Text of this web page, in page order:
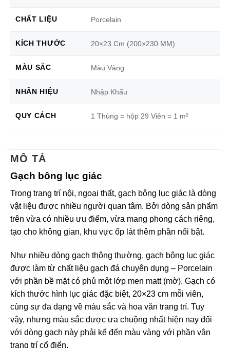
CHẤT LIỆU Porcelain
KÍCH THƯỚC 20×23 Cm (200×230 MM)
MÀU SẮC Màu Vàng
NHÃN HIỆU Nhập Khẩu
QUY CÁCH 1 Thùng = hộp 29 Viên = 1 m²
MÔ TẢ
Gạch bông lục giác
Trong trang trí nội, ngoại thất, gạch bông lục giác là dòng
vật liệu được nhiều người quan tâm. Bởi dòng sản phẩm
trên vừa có nhiều ưu điểm, vừa mang phong cách riêng,
tạo cho không gian, khu vực ốp lát thêm phần nổi bật.
Như nhiều dòng gạch thông thường, gạch bông lục giác
được làm từ chất liệu gạch đá chuyên dụng – Porcelain
với phần bề mặt có phủ một lớp men matt (mờ). Gạch có
kích thước hình lục giác đặc biệt, 20×23 cm mỗi viên,
cùng sự đa dạng về màu sắc và hoa văn trang trí. Tuy
vậy, nhưng màu sắc được ưa chuộng nhất hiện nay đối
với dòng gạch này phải kể đến màu vàng với phần vân
trang trí cổ điển.